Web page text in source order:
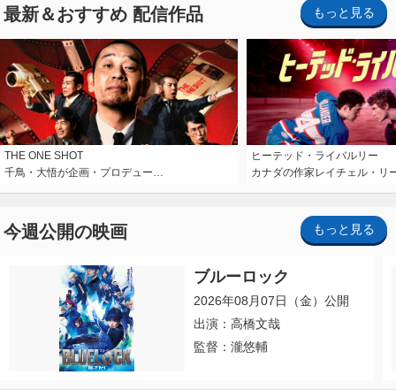
最新＆おすすめ 配信作品 もっと見る
THE ONE SHOT
千鳥・大悟が企画・プロデュー…
ヒーテッド・ライバルリー
カナダの作家レイチェル・リ
今週公開の映画 もっと見る
ブルーロック
2026年08月07日（金）公開
出演：高橋文哉
監督：瀧悠輔